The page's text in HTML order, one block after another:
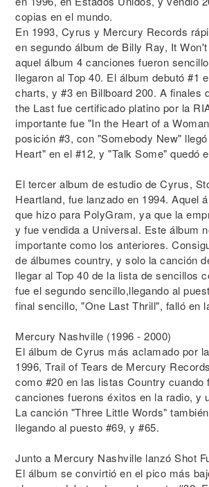
copias en el mundo.
En 1993, Cyrus y Mercury Records
en segundo álbum de Billy Ray, It
aquel álbum 4 canciones fueron
llegaron al Top 40. El álbum debutó #1
charts, y #3 en Billboard 200. A finales
the Last fue certificado platino por la
importante fue "In the Heart of a
posición #3, con "Somebody New"
Heart" en el #12, y "Talk Some" quedó
El tercer album de estudio de Cyrus,
Heartland, fue lanzado en 1994. Aquel
que hizo para PolyGram, ya que la
y fue vendida a Universal. Este álbum
importante como los anteriores.
de álbumes country, y solo la canción
llegar al Top 40 de la lista de sencillos
fue el segundo sencillo,llegando al
final sencillo, "One Last Thrill", falló en
Mercury Nashville (1996 - 2000)
El álbum de Cyrus más aclamado por
1996, Trail of Tears de Mercury
como #20 en las listas Country cuando
canciones fuerons éxitos en la radio, y
La canción "Three Little Words"
llegando al puesto #69, y #65.
Junto a Mercury Nashville lanzó Shot
El álbum se convirtió en el pico más